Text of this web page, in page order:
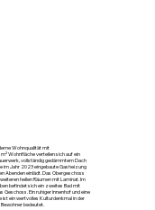
Wohnqualität mit
Wohnfläche verteilen sich auf ein
vollständig gedämmtem Dach
im Jahr 2023 eingebaute Gasheizung
Abenden einlädt. Das Obergeschoss
hellen Räumen mit Laminat. Im
befindet sich ein zweites Bad mit
Ein ruhiger Innenhof und eine
ist ein wertvolles Kulturdenkmal in der
bedeutet.